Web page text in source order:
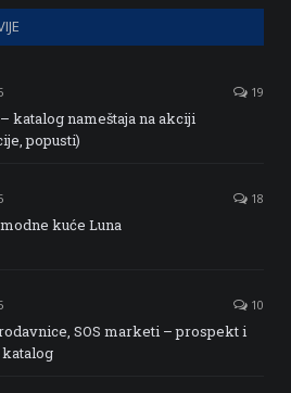
19
katalog nameštaja na akciji
popusti)
18
kuće Luna
10
SOS marketi – prospekt i